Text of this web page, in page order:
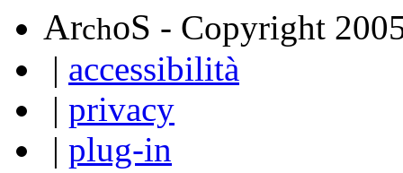
ArchoS - Copyright
| accessibilità
| privacy
| plug-in